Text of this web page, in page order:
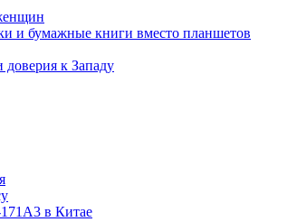
и бумажные книги вместо планшетов
к Западу
171А3 в Китае